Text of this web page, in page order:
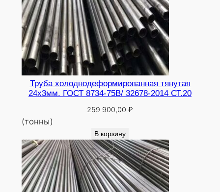
Труба холоднодеформированная тянутая
24х3мм. ГОСТ 8734-75В/ 32678-2014 СТ.20
259 900,00 ₽
(тонны)
В корзину